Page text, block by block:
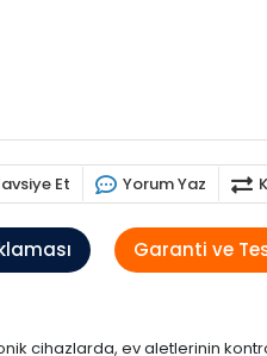
Et Yorum Yaz
Garanti ve
cihazlarda, ev aletlerinin